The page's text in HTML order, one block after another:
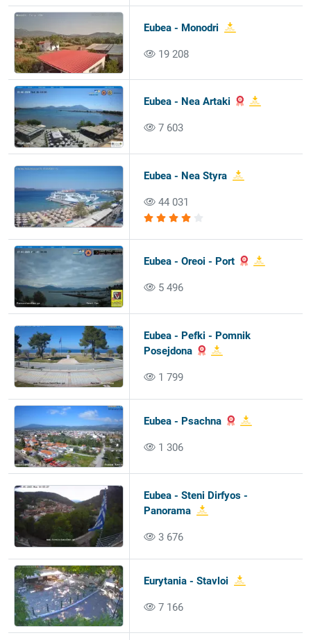
Eubea - Monodri
19 208
Eubea - Nea Artaki
7 603
Eubea - Nea Styra
44 031
Eubea - Oreoi - Port
5 496
Eubea - Pefki - Pomnik
Posejdona
1 799
Eubea - Psachna
1 306
Eubea - Steni Dirfyos -
Panorama
3 676
Eurytania - Stavloi
7 166